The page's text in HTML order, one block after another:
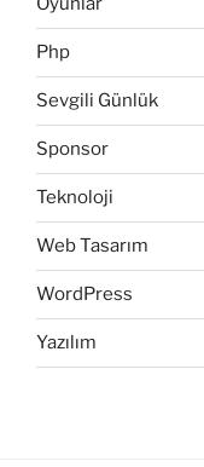
Php
Sevgili Günlük
Sponsor
Teknoloji
Web Tasarım
WordPress
Yazılım